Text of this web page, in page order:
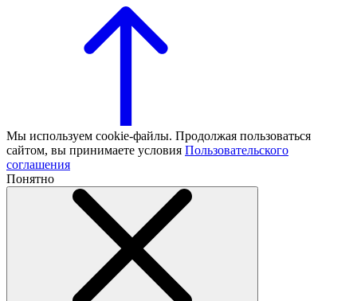
Мы используем cookie-файлы. Продолжая пользоваться
сайтом, вы принимаете условия Пользовательского
соглашения
Понятно